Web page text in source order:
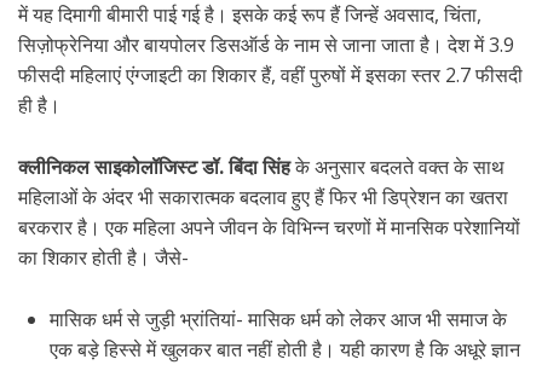
में यह दिमागी बीमारी पाई गई है। इसके कई रूप हैं जिन्हें अवसाद, चिंता,
सिज़ोफ्रेनिया और बायपोलर डिसऑर्ड के नाम से जाना जाता है। देश में 3.9
फीसदी महिलाएं एंग्जाइटी का शिकार हैं, वहीं पुरुषों में इसका स्तर 2.7 फीसदी
ही है।
क्लीनिकल साइकोलॉजिस्ट डॉ. बिंदा सिंहके अनुसार बदलते वक्त के साथ
महिलाओं के अंदर भी सकारात्मक बदलाव हुए हैं फिर भी डिप्रेशन का खतरा
बरकरार है। एक महिला अपने जीवन के विभिन्न चरणों में मानसिक परेशानियों
का शिकार होती है। जैसे-
मासिक धर्म से जुड़ी भ्रांतियां- मासिक धर्म को लेकर आज भी समाज के
एक बड़े हिस्से में खुलकर बात नहीं होती है। यही कारण है कि अधूरे ज्ञान